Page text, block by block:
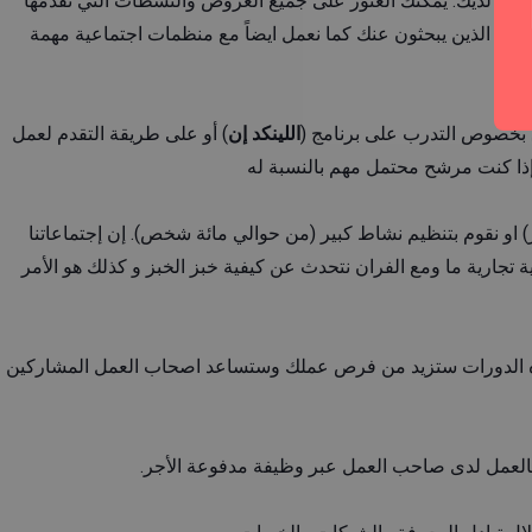
الذين يبحثون عنك كما نعمل ايضاً مع منظمات اجتماعية مهمة
بخصوص التدرب على برنامج ( اللينكد إن) أو على طريقة التقدم لعمل
كنت مرشح محتمل مهم بالنسبة له
نقوم بتنظيم نشاط كبير (من حوالي مائة شخص). إن إجتماعاتنا
ما ومع الفران نتحدث عن كيفية خبز الخبز و كذلك هو الأمر
الدورات ستزيد من فرص عملك وستساعد اصحاب العمل المشاركين
بالعمل لدى صاحب العمل عبر وظيفة مدفوعة الأجر.